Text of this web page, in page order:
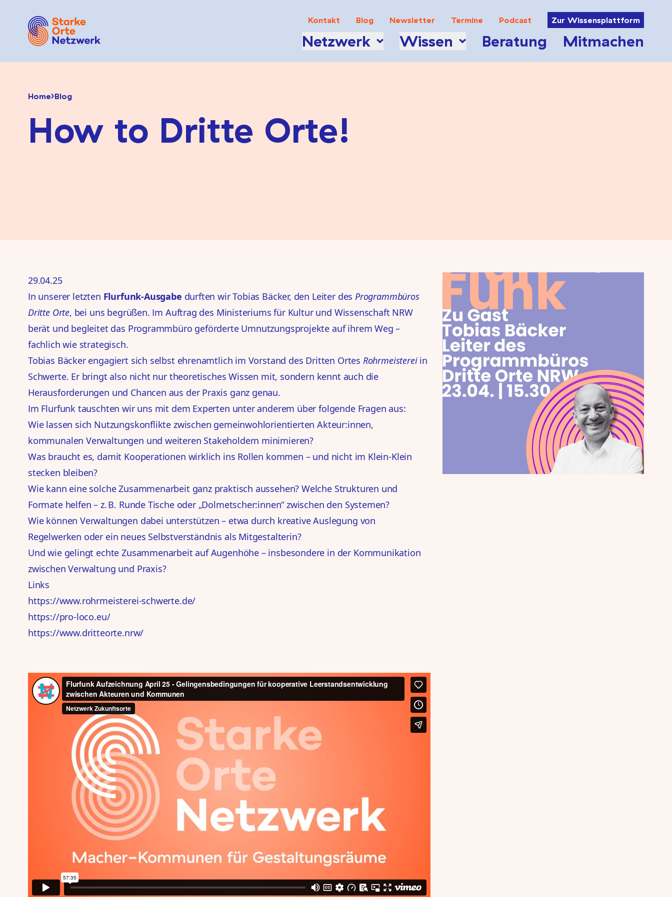
Kontakt Blog Newsletter Termine Podcast Zur Wissensplattform
Netzwerk Wissen Beratung Mitmachen
Home Blog
How to Dritte Orte!
29.04.25
In unserer letzten Flurfunk-Ausgabe durften wir Tobias Bäcker, den Leiter des Programmbüros
Dritte Orte, bei uns begrüßen. Im Auftrag des Ministeriums für Kultur und Wissenschaft NRW
berät und begleitet das Programmbüro geförderte Umnutzungsprojekte auf ihrem Weg –
fachlich wie strategisch.
Tobias Bäcker engagiert sich selbst ehrenamtlich im Vorstand des Dritten Ortes Rohrmeistereiin
Schwerte. Er bringt also nicht nur theoretisches Wissen mit, sondern kennt auch die
Herausforderungen und Chancen aus der Praxis ganz genau.
Im Flurfunk tauschten wir uns mit dem Experten unter anderem über folgende Fragen aus:
Wie lassen sich Nutzungskonflikte zwischen gemeinwohlorientierten Akteur:innen,
kommunalen Verwaltungen und weiteren Stakeholdern minimieren?
Was braucht es, damit Kooperationen wirklich ins Rollen kommen – und nicht im Klein-Klein
stecken bleiben?
Wie kann eine solche Zusammenarbeit ganz praktisch aussehen? Welche Strukturen und
Formate helfen – z. B. Runde Tische oder „Dolmetscher:innen“ zwischen den Systemen?
Wie können Verwaltungen dabei unterstützen – etwa durch kreative Auslegung von
Regelwerken oder ein neues Selbstverständnis als Mitgestalterin?
Und wie gelingt echte Zusammenarbeit auf Augenhöhe – insbesondere in der Kommunikation
zwischen Verwaltung und Praxis?
Links
https://www.rohrmeisterei-schwerte.de/
https://pro-loco.eu/
https://www.dritteorte.nrw/